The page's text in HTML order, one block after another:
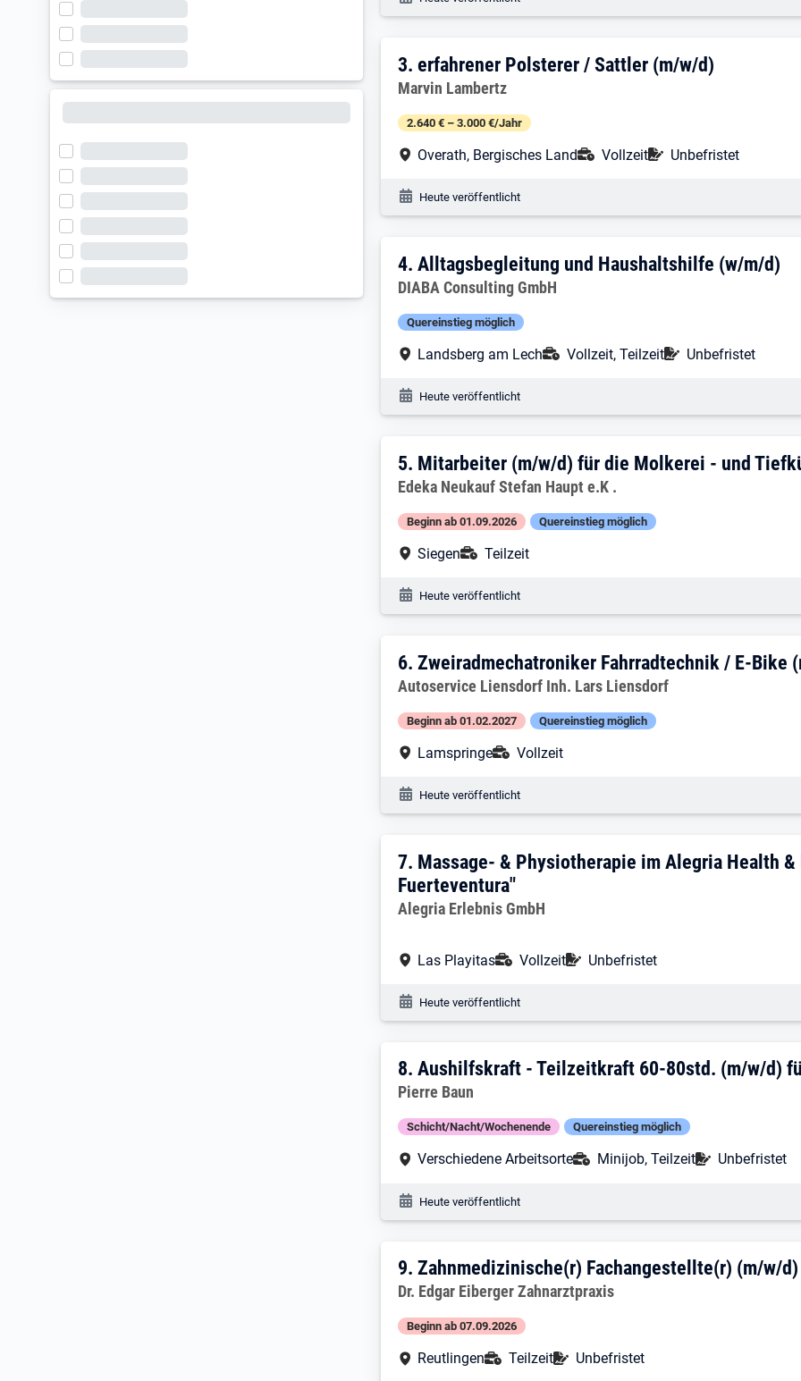
3. Ergebnis: erfahrener Polsterer /
3.erfahrener Polsterer / Sattler (m/w/d)
Arbeitgeber:
Marvin Lambertz
2.640 € – 3.000 €/Jahr
Arbeitsort:
Overath, Bergisches Land Anstellungsart:
Vollzeit Befristung:
Unbefristet
Veröffentlichungsdatum:
Heute veröffentlicht
4. Ergebnis: Alltagsbegleitung und
4.Alltagsbegleitung und Haushaltshilfe (w/m/d)
Arbeitgeber:
DIABA Consulting GmbH
Quereinstieg möglich
Arbeitsort:
Landsberg am Lech Anstellungsart:
Vollzeit, Teilzeit Befristung:
Unbefristet
Veröffentlichungsdatum:
Heute veröffentlicht
5. Ergebnis: Mitarbeiter (m/w/d) für die
5. Mitarbeiter (m/w/d) für die Molkerei - und
Arbeitgeber:
Edeka Neukauf Stefan Haupt e.K .
Beginn ab 01.09.2026 Quereinstieg möglich
Arbeitsort:
Siegen Anstellungsart:
Teilzeit
Veröffentlichungsdatum:
Heute veröffentlicht
6. Ergebnis: Zweiradmechatroniker
6.Zweiradmechatroniker Fahrradtechnik / E-Bike
Arbeitgeber:
Autoservice Liensdorf Inh. Lars Liensdorf
Beginn ab 01.02.2027 Quereinstieg möglich
Arbeitsort:
Lamspringe Anstellungsart:
Vollzeit
Veröffentlichungsdatum:
Heute veröffentlicht
7. Ergebnis: Massage- &
7. Massage- & Physiotherapie im Alegria Health
Fuerteventura"
Arbeitgeber:
Alegria Erlebnis GmbH
Arbeitsort:
Las Playitas Anstellungsart:
Vollzeit Befristung:
Unbefristet
Veröffentlichungsdatum:
Heute veröffentlicht
8. Ergebnis: Aushilfskraft -
8.Aushilfskraft - Teilzeitkraft 60-80std. (m/w/d)
Arbeitgeber:
Pierre Baun
Schicht/Nacht/Wochenende Quereinstieg möglich
Arbeitsort:
Verschiedene Arbeitsorte Anstellungsart:
Minijob, Teilzeit Befristung:
Unbefristet
Veröffentlichungsdatum:
Heute veröffentlicht
9. Ergebnis: Zahnmedizinische(r)
9.Zahnmedizinische(r) Fachangestellte(r) (m/w/
Arbeitgeber:
Dr. Edgar Eiberger Zahnarztpraxis
Beginn ab 07.09.2026
Arbeitsort:
Reutlingen Anstellungsart:
Teilzeit Befristung:
Unbefristet